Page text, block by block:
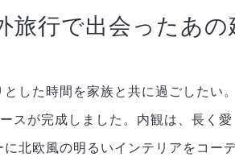
旅行で出会ったあ
した時間を家族と共に過ごしたい。
スが完成しました。内観は、長く愛
北欧風の明るいインテリアをコー